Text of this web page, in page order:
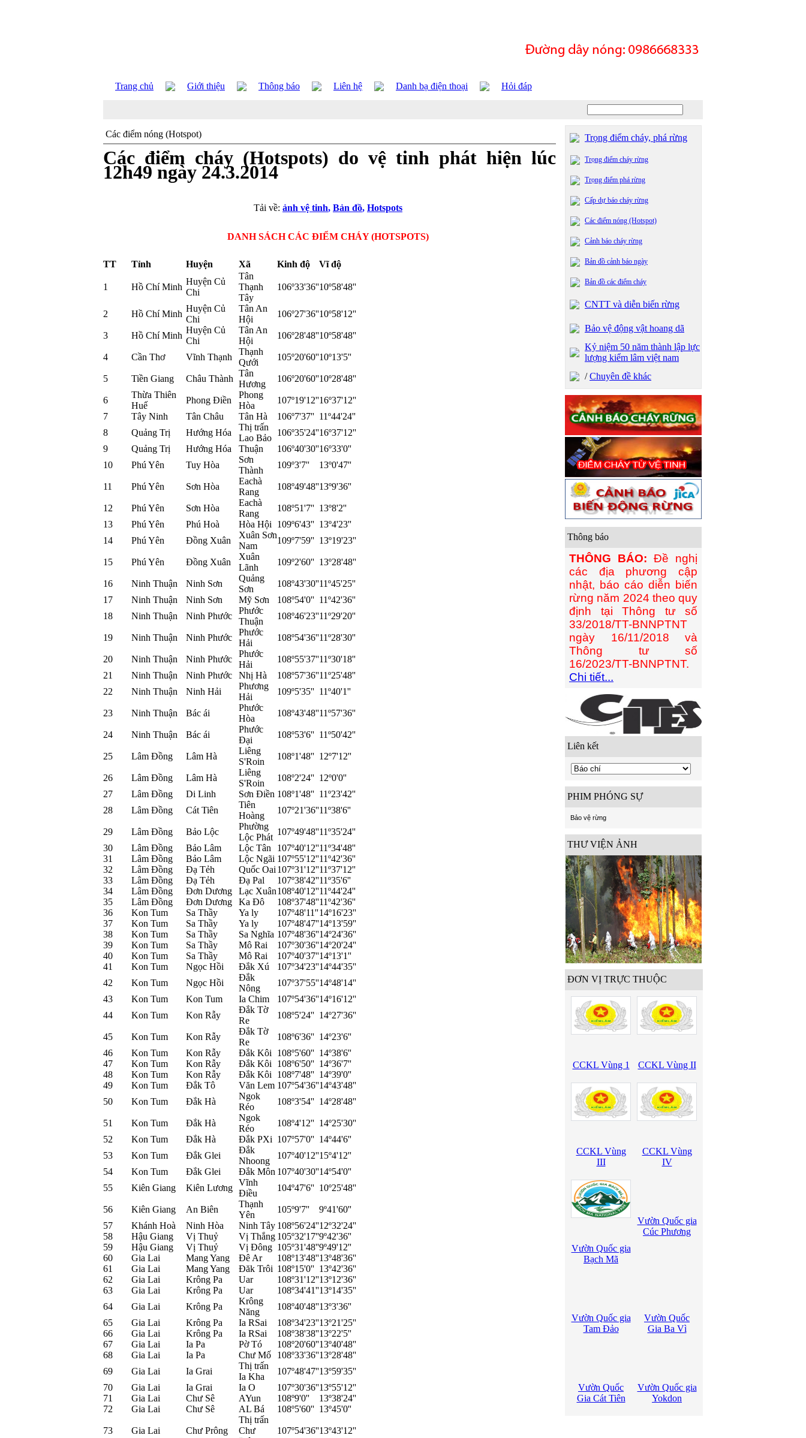
Trang chủ Giới thiệu Thông báo Liên hệ Danh bạ điện thoại Hỏi đáp
Các điểm nóng (Hotspot)
Các điểm cháy (Hotspots) do vệ tinh phát hiện lúc
12h49 ngày 24.3.2014
Tải về: ảnh vệ tinh, Bản đồ, Hotspots
DANH SÁCH CÁC ĐIỂM CHÁY (HOTSPOTS)
TT Tỉnh Huyện Xã Kinh độ Vĩ độ
1 Hồ Chí Minh
Huyện Củ
Chi
Tân
Thạnh
Tây
106º33'36''10º58'48''
2 Hồ Chí Minh
Huyện Củ
Chi
Tân An
Hội
106º27'36''10º58'12''
3 Hồ Chí Minh
Huyện Củ
Chi
Tân An
Hội
106º28'48''10º58'48''
4 Cần Thơ Vĩnh Thạnh
Thạnh
Qưới
105º20'60''10º13'5''
5 Tiền Giang Châu Thành
Tân
Hương
106º20'60''10º28'48''
6
Thừa Thiên
Huế
Phong Điền
Phong
Hòa
107º19'12''16º37'12''
7
Tây Ninh Tân Châu Tân Hà 106º7'37'' 11º44'24''
8
Quảng Trị Hướng Hóa
Thị trấn
Lao Bảo
106º35'24''16º37'12''
9
Quảng Trị Hướng Hóa Thuận 106º40'30''16º33'0''
10
Phú Yên Tuy Hòa
Sơn
Thành
109º3'7'' 13º0'47''
11 Phú Yên Sơn Hòa
Eachà
Rang
108º49'48''13º9'36''
12 Phú Yên Sơn Hòa
Eachà
Rang
108º51'7'' 13º8'2''
13
Phú Yên Phú Hoà Hòa Hội 109º6'43'' 13º4'23''
14
Phú Yên Đồng Xuân
Xuân Sơn
Nam
109º7'59'' 13º19'23''
15 Phú Yên Đồng Xuân
Xuân
Lãnh
109º2'60'' 13º28'48''
16 Ninh Thuận Ninh Sơn
Quảng
Sơn
108º43'30''11º45'25''
17
Ninh Thuận Ninh Sơn Mỹ Sơn 108º54'0'' 11º42'36''
18
Ninh Thuận Ninh Phước
Phước
Thuận
108º46'23''11º29'20''
19 Ninh Thuận Ninh Phước
Phước
Hải
108º54'36''11º28'30''
20 Ninh Thuận Ninh Phước
Phước
Hải
108º55'37''11º30'18''
21
Ninh Thuận Ninh Phước Nhị Hà 108º57'36''11º25'48''
22
Ninh Thuận Ninh Hải
Phương
Hải
109º5'35'' 11º40'1''
23 Ninh Thuận Bác ái
Phước
Hòa
108º43'48''11º57'36''
24 Ninh Thuận Bác ái
Phước
Đại
108º53'6'' 11º50'42''
25 Lâm Đồng Lâm Hà
Liêng
S'Roin
108º1'48'' 12º7'12''
26 Lâm Đồng Lâm Hà
Liêng
S'Roin
108º2'24'' 12º0'0''
27
Lâm Đồng Di Linh Sơn Điền 108º1'48'' 11º23'42''
28
Lâm Đồng Cát Tiên
Tiên
Hoàng
107º21'36''11º38'6''
29 Lâm Đồng Bảo Lộc
Phường
Lộc Phát
107º49'48''11º35'24''
30
Lâm Đồng Bảo Lâm Lộc Tân 107º40'12''11º34'48''
31
Lâm Đồng Bảo Lâm Lộc Ngãi 107º55'12''11º42'36''
32
Lâm Đồng Đạ Tẻh Quốc Oai 107º31'12''11º37'12''
33
Lâm Đồng Đạ Tẻh Đạ Pal 107º38'42''11º35'6''
34
Lâm Đồng Đơn Dương Lạc Xuân108º40'12''11º44'24''
35
Lâm Đồng Đơn Dương Ka Đô 108º37'48''11º42'36''
36
Kon Tum Sa Thầy Ya ly 107º48'11''14º16'23''
37
Kon Tum Sa Thầy Ya ly 107º48'47''14º13'59''
38
Kon Tum Sa Thầy Sa Nghĩa 107º48'36''14º24'36''
39
Kon Tum Sa Thầy Mô Rai 107º30'36''14º20'24''
40
Kon Tum Sa Thầy Mô Rai 107º40'37''14º13'1''
41
Kon Tum Ngọc Hồi Đắk Xú 107º34'23''14º44'35''
42
Kon Tum Ngọc Hồi
Đắk
Nông
107º37'55''14º48'14''
43
Kon Tum Kon Tum Ia Chim 107º54'36''14º16'12''
44
Kon Tum Kon Rẫy
Đắk Tờ
Re
108º5'24'' 14º27'36''
45 Kon Tum Kon Rẫy
Đắk Tờ
Re
108º6'36'' 14º23'6''
46
Kon Tum Kon Rẫy Đắk Kôi 108º5'60'' 14º38'6''
47
Kon Tum Kon Rẫy Đắk Kôi 108º6'50'' 14º36'7''
48
Kon Tum Kon Rẫy Đắk Kôi 108º7'48'' 14º39'0''
49
Kon Tum Đắk Tô Văn Lem 107º54'36''14º43'48''
50
Kon Tum Đắk Hà
Ngok
Réo
108º3'54'' 14º28'48''
51 Kon Tum Đắk Hà
Ngok
Réo
108º4'12'' 14º25'30''
52
Kon Tum Đắk Hà Đắk PXi 107º57'0'' 14º44'6''
53
Kon Tum Đắk Glei
Đắk
Nhoong
107º40'12''15º4'12''
54
Kon Tum Đắk Glei Đắk Môn 107º40'30''14º54'0''
55
Kiên Giang Kiên Lương
Vĩnh
Điều
104º47'6'' 10º25'48''
56 Kiên Giang An Biên
Thạnh
Yên
105º9'7''
9º41'60''
57
Khánh Hoà Ninh Hòa Ninh Tây 108º56'24''12º32'24''
58
Hậu Giang Vị Thuỷ Vị Thắng 105º32'17''9º42'36''
59
Hậu Giang Vị Thuỷ Vị Đông 105º31'48''9º49'12''
60
Gia Lai Mang Yang Đê Ar 108º13'48''13º48'36''
61
Gia Lai Mang Yang Đăk Trôi 108º15'0'' 13º42'36''
62
Gia Lai Krông Pa Uar 108º31'12''13º12'36''
63
Gia Lai Krông Pa Uar 108º34'41''13º14'35''
64
Gia Lai Krông Pa
Krông
Năng
108º40'48''13º3'36''
65
Gia Lai Krông Pa Ia RSai 108º34'23''13º21'25''
66
Gia Lai Krông Pa Ia RSai 108º38'38''13º22'5''
67
Gia Lai Ia Pa Pờ Tó 108º20'60''13º40'48''
68
Gia Lai Ia Pa Chư Mố 108º33'36''13º28'48''
69
Gia Lai Ia Grai
Thị trấn
Ia Kha
107º48'47''13º59'35''
70
Gia Lai Ia Grai Ia O 107º30'36''13º55'12''
71
Gia Lai Chư Sê AYun 108º9'0''
13º38'24''
72
Gia Lai Chư Sê AL Bá 108º5'60'' 13º45'0''
73 Gia Lai Chư Prông
Thị trấn
Chư
107º54'36''13º43'12''
Trọng điểm cháy, phá rừng
Trọng điểm cháy rừng
Trọng điểm phá rừng
Cấp dự báo cháy rừng
Các điểm nóng (Hotspot)
Cảnh báo cháy rừng
Bản đồ cảnh báo ngày
Bản đồ các điểm cháy
CNTT và diễn biến rừng
Bảo vệ động vật hoang dã
Kỷ niệm 50 năm thành lập lực
lượng kiểm lâm việt nam
/Chuyên đề khác
Thông báo
THÔNG BÁO: Đề nghị
các địa phương cập
nhật, báo cáo diễn biến
rừng năm 2024 theo quy
định tại Thông tư số
33/2018/TT-BNNPTNT
ngày 16/11/2018 và
Thông tư số
16/2023/TT-BNNPTNT.
Chi tiết...
Liên kết
PHIM PHÓNG SỰ
Bảo vệ rừng
THƯ VIỆN ẢNH
ĐƠN VỊ TRỰC THUỘC
CCKL Vùng 1 CCKL Vùng II
CCKL Vùng
III
CCKL Vùng
IV
Vườn Quốc gia
Bạch Mã
Vườn Quốc gia
Cúc Phương
Vườn Quốc gia
Tam Đảo
Vườn Quốc
Gia Ba Vì
Vườn Quốc
Gia Cát Tiên
Vườn Quốc gia
Yokdon